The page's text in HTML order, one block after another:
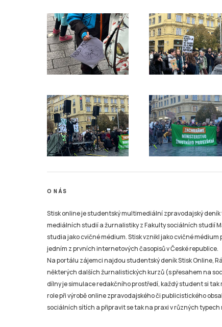
O NÁS
Stisk online je studentský multimediální zpravodajský
mediálních studií a žurnalistiky z Fakulty sociálních studií
studia jako cvičné médium. Stisk vznikl jako cvičné médium
jedním z prvních internetových časopisů v České republice.
Na portálu zájemci najdou studentský deník Stisk Online,
některých dalších žurnalistických kurzů (s přesahem na
dílny je simulace redakčního prostředí, každý student si
role při výrobě online zpravodajského či publicistického
sociálních sítích a připravit se tak na praxi v různých typech